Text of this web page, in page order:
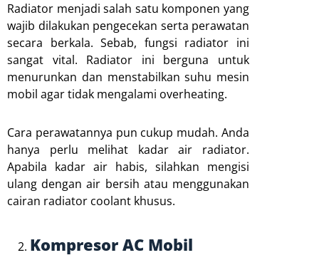
Radiator menjadi salah satu komponen yang
wajib dilakukan pengecekan serta perawatan
secara berkala. Sebab, fungsi radiator ini
sangat vital. Radiator ini berguna untuk
menurunkan dan menstabilkan suhu mesin
mobil agar tidak mengalami overheating.
Cara perawatannya pun cukup mudah. Anda
hanya perlu melihat kadar air radiator.
Apabila kadar air habis, silahkan mengisi
ulang dengan air bersih atau menggunakan
cairan radiator coolant khusus.
Kompresor AC Mobil